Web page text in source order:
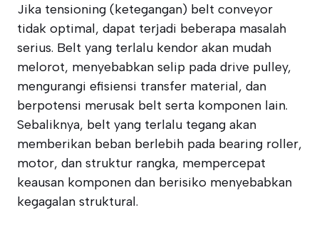
Jika tensioning (ketegangan) belt conveyor
tidak optimal, dapat terjadi beberapa masalah
serius. Belt yang terlalu kendor akan mudah
melorot, menyebabkan selip pada drive pulley,
mengurangi efisiensi transfer material, dan
berpotensi merusak belt serta komponen lain.
Sebaliknya, belt yang terlalu tegang akan
memberikan beban berlebih pada bearing roller,
motor, dan struktur rangka, mempercepat
keausan komponen dan berisiko menyebabkan
kegagalan struktural.